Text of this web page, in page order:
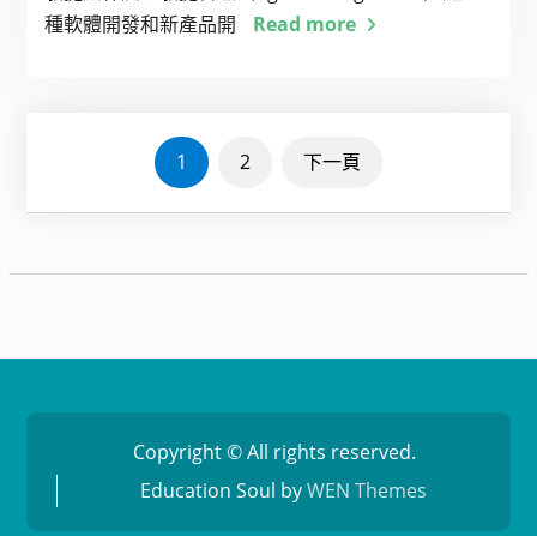
種軟體開發和新產品開
Read more
頁
1 2 下一頁
Copyright © All rights reserved.
Education Soul byWEN Themes